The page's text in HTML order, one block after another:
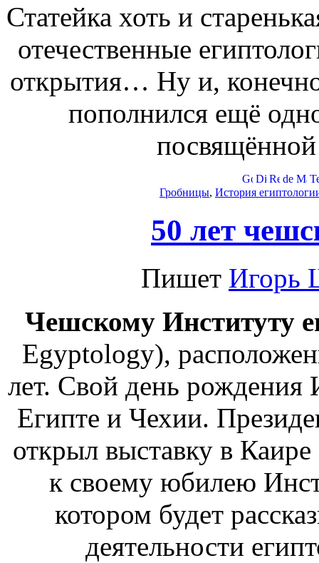
Статейка хоть и
отечественные
открытия… Ну и,
пополнился ещё
Гробницы, История
50 лет
Пишет Игорь
Чешскому Институту
Egyptology),
лет. Свой день рождения
Египте и Чехии.
открыл выставку в
к своему юбилею
котором будет
деятельности